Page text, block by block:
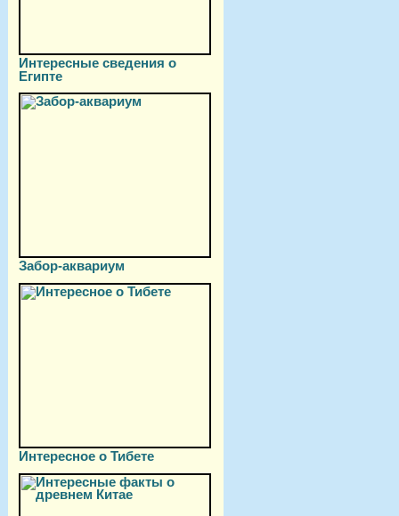
Интересные сведения о
Египте
Забор-аквариум
Интересное о Тибете